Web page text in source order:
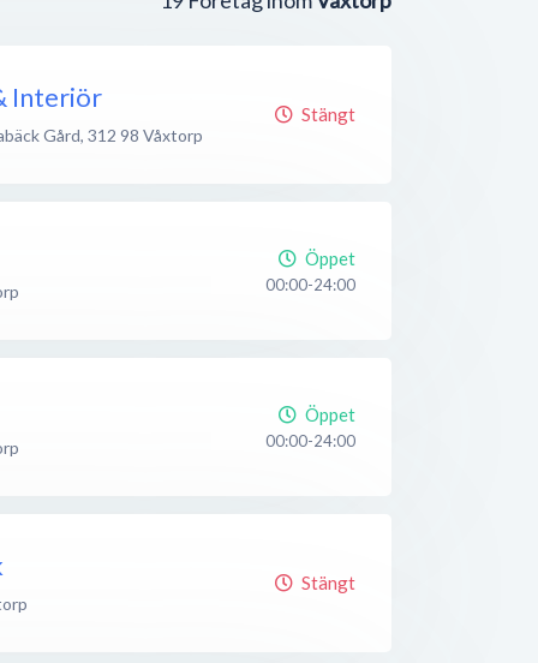
Interiör
Gård, 312 98 Våxtorp
Stängt
Öppet
00:00-24:00
Öppet
00:00-24:00
Stängt